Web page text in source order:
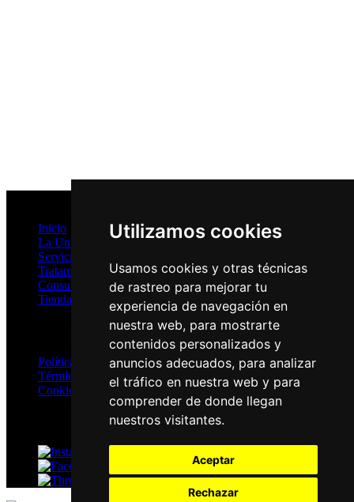
Utilizamos cookies
Usamos cookies y otras técnicas
de rastreo para mejorar tu
experiencia de navegación en
nuestra web, para mostrarte
contenidos personalizados y
anuncios adecuados, para analizar
el tráfico en nuestra web y para
comprender de donde llegan
nuestros visitantes.
Aceptar
Rechazar
Inicio
La Unidad
Servicios
Tratamientos
Consultas Online
Tienda
Política de Privacidad
Términos y Condiciones
Cookies
Threads